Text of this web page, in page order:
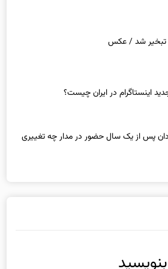
تبخیر شد / عکس
اینستاگرام در ایران چیست؟
پس از یک سال حضور در مدار چه تغییری